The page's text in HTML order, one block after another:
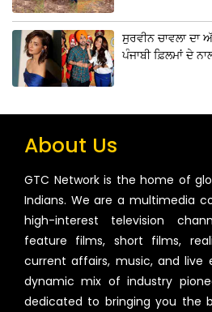
ਸੁਰਵੀਨ ਚਾਵਲਾ ਦਾ
ਪੰਜਾਬੀ ਫ਼ਿਲਮਾਂ ਦੇ
About Us
GTC Network is the home of
Indians. We are a multimedia
high-interest television
feature films, short films,
current affairs, music, and live
dynamic mix of industry
dedicated to bringing you the